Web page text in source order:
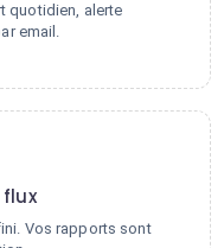
quotidien, alerte
email.
Vos rapports sont